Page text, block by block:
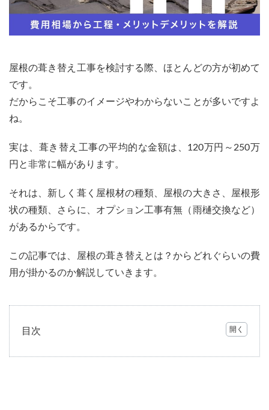
屋根の葺き替え工事を検討する際、ほとんどの方が初めて
です。
だからこそ工事のイメージやわからないことが多いですよ
ね。
実は、葺き替え工事の平均的な金額は、120万円～250万
円と非常に幅があります。
それは、新しく葺く屋根材の種類、屋根の大きさ、屋根形
状の種類、さらに、オプション工事有無（雨樋交換など）
があるからです。
この記事では、屋根の葺き替えとは？からどれぐらいの費
用が掛かるのか解説していきます。
目次
屋根